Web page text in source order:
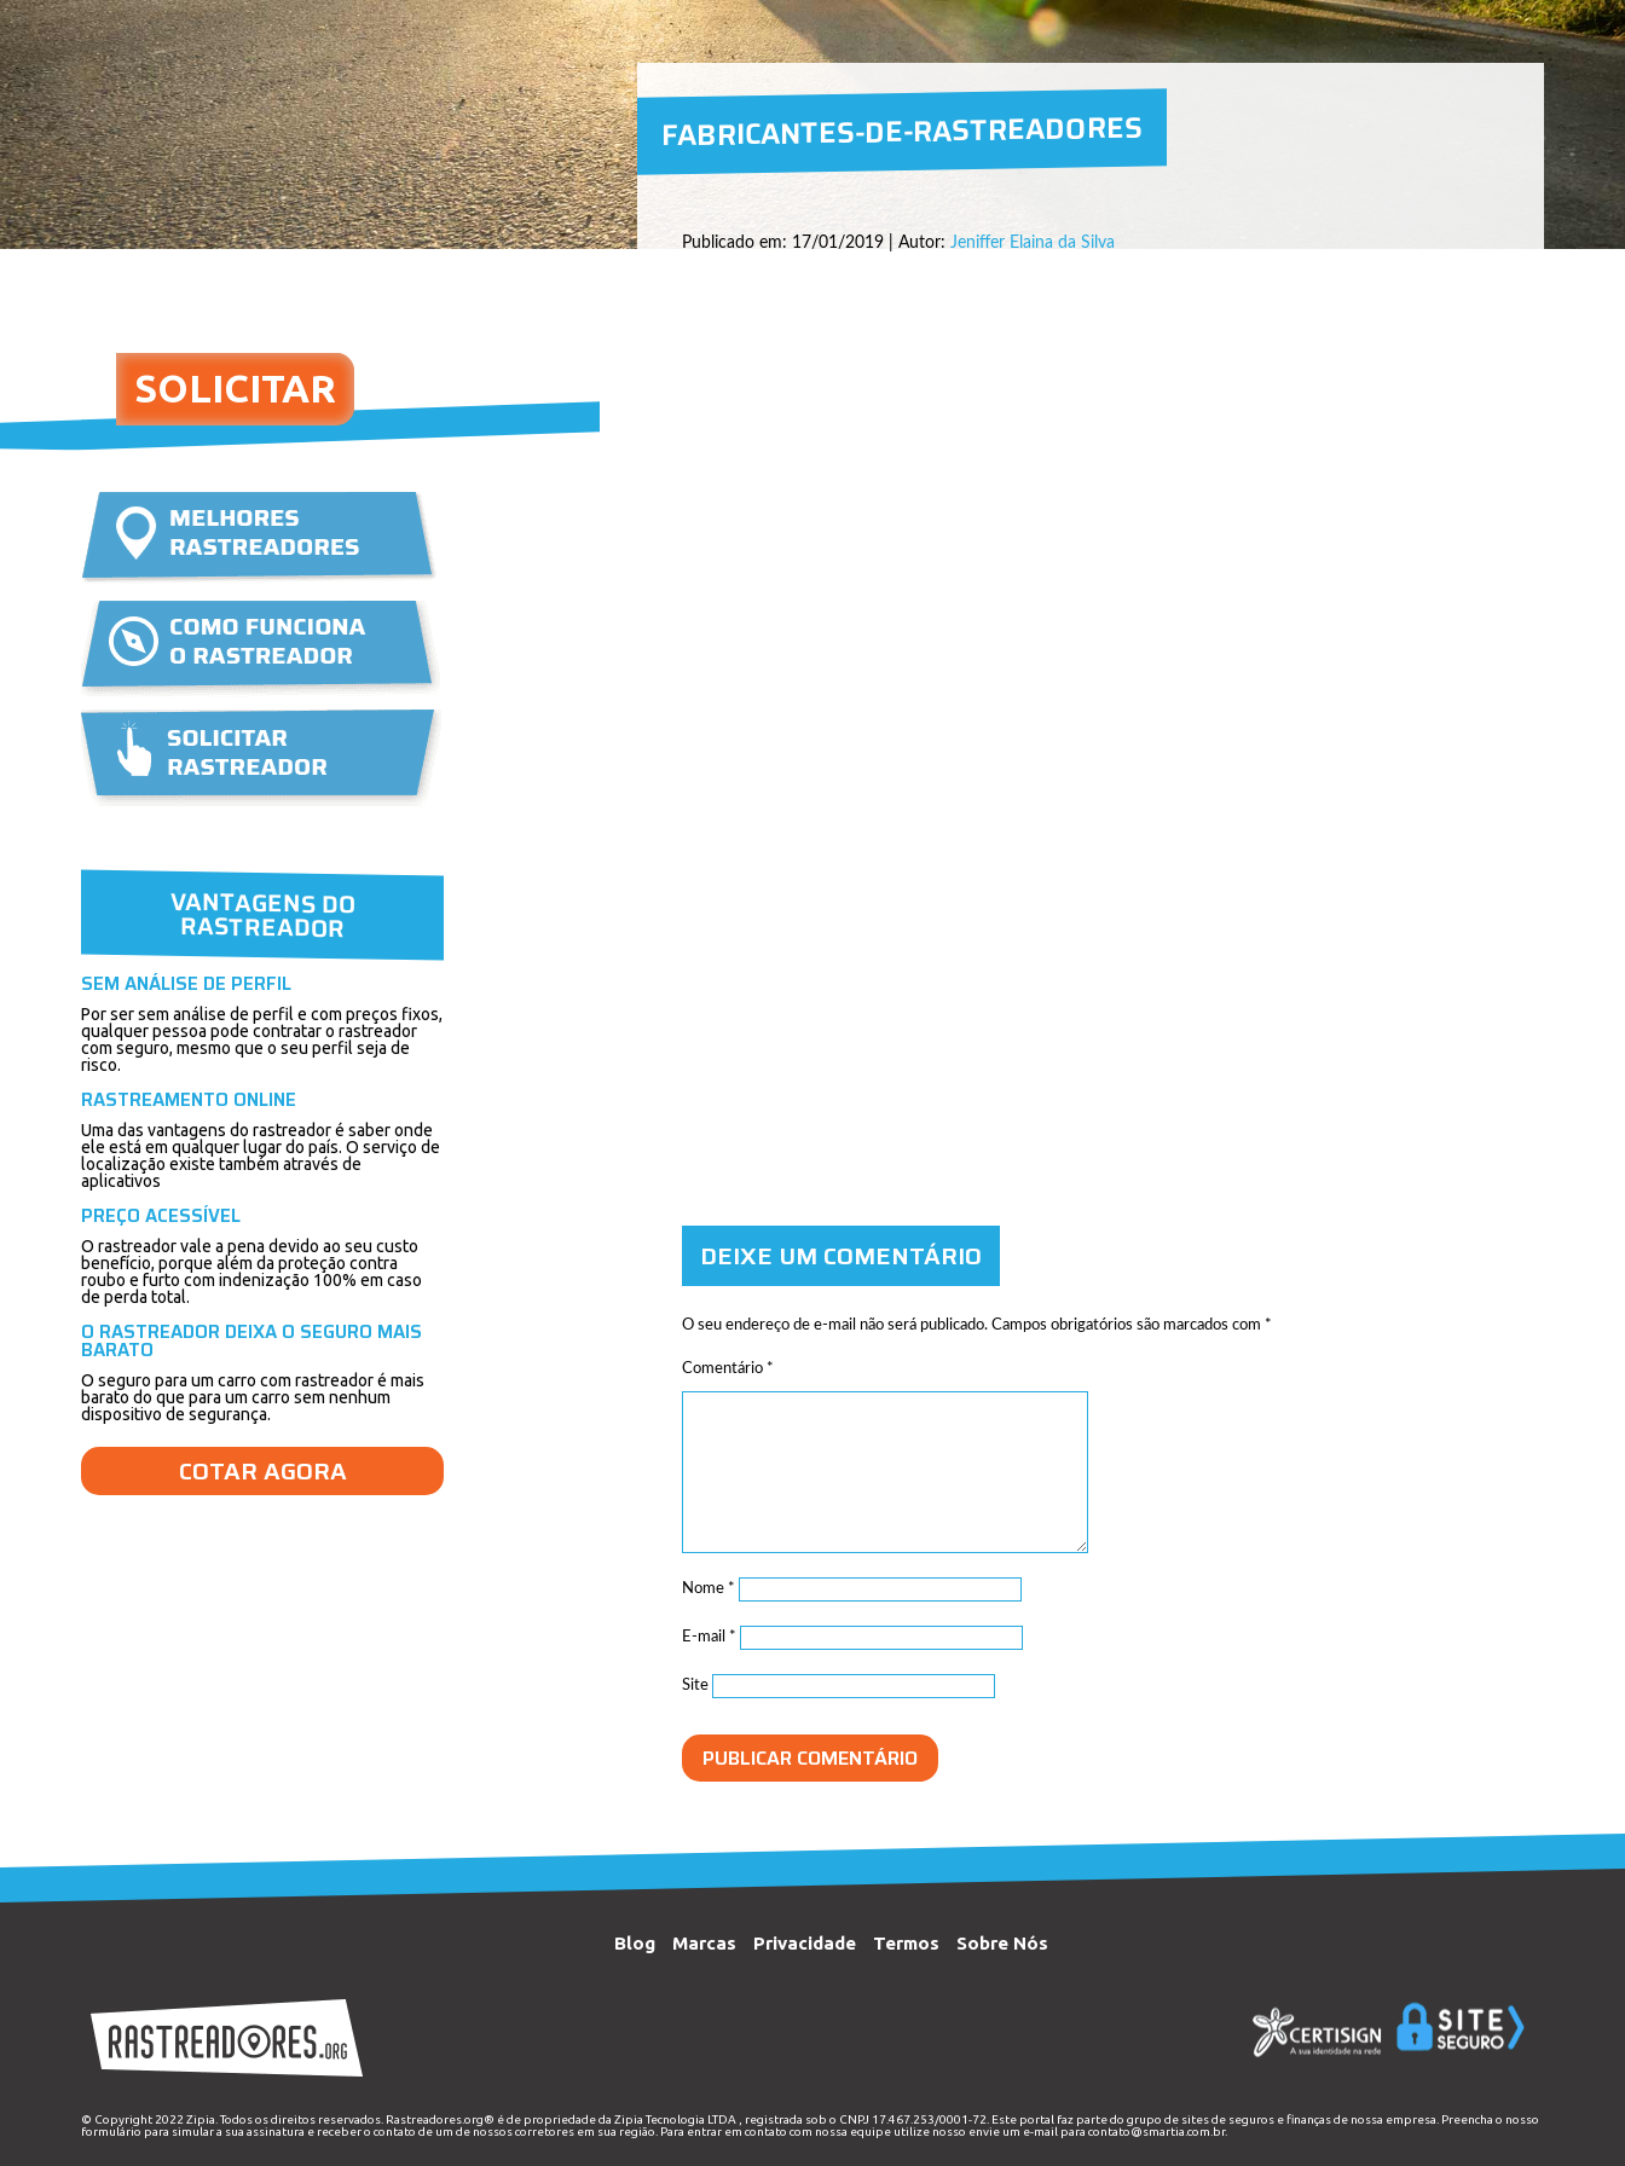
FABRICANTES-DE-RASTREADORES
Publicado em: 17/01/2019 | Autor: Jeniffer Elaina da Silva
VANTAGENS DO
RASTREADOR
SEM ANÁLISE DE PERFIL
Por ser sem análise de perfil e com preços fixos,
qualquer pessoa pode contratar o rastreador
com seguro, mesmo que o seu perfil seja de
risco.
RASTREAMENTO ONLINE
Uma das vantagens do rastreador é saber onde
ele está em qualquer lugar do país. O serviço de
localização existe também através de
aplicativos
PREÇO ACESSÍVEL
O rastreador vale a pena devido ao seu custo
benefício, porque além da proteção contra
roubo e furto com indenização 100% em caso
de perda total.
O RASTREADOR DEIXA O SEGURO MAIS
BARATO
O seguro para um carro com rastreador é mais
barato do que para um carro sem nenhum
dispositivo de segurança.
COTAR AGORA
DEIXE UM COMENTÁRIO
O seu endereço de e-mail não será publicado. Campos obrigatórios são marcados com *
Comentário *
Nome *
E-mail *
Site
Blog Marcas Privacidade Termos Sobre Nós
© Copyright 2022 Zipia. Todos os direitos reservados. Rastreadores.org® é de propriedade daZipia Tecnologia LTDA
, registrada sob o CNPJ 17.467.253/0001-72. Este portal faz parte do grupo de sites de seguros e finanças de nossa empresa. Preencha o nosso
formulário para simular a sua assinatura e receber o contato de um de nossos corretores em sua região. Para entrar em contato com nossa equipe utilize nosso envie um e-mail paracontato@smartia.com.br.